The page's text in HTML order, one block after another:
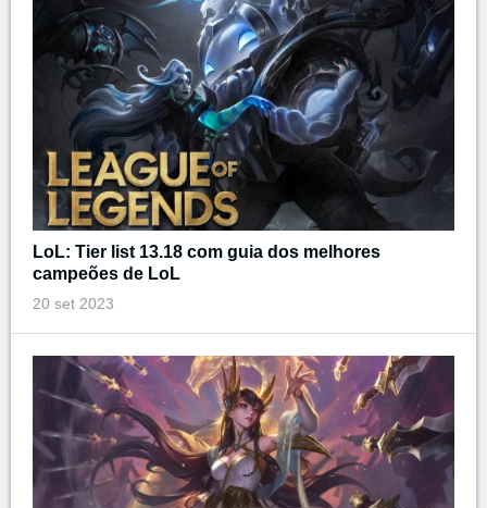
LoL: Tier list 13.18 com guia dos melhores
campeões de LoL
20 set 2023